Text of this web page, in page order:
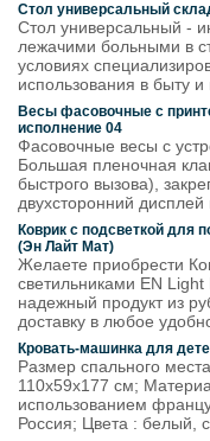
Стол универсальный
Стол универсальный -
лежачими больными в
условиях
использования в быту
Весы фасовочные с
исполнение 04
Фасовочные весы с
Большая пленочная
быстрого вызова),
двухсторонний
Коврик с подсветкой для
(Эн Лайт Мат)
Желаете приобрести
светильниками EN
надежный продукт из
доставку в любое
Кровать-машинка для
Размер спального
110х59х177 см;
использованием
Россия; Цвета : белый,